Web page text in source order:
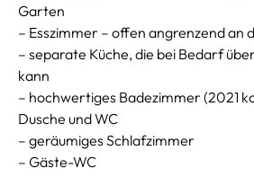
Garten
– Esszimmer – offen angrenzend an
– separate Küche, die bei Bedarf
kann
– hochwertiges Badezimmer (2021
Dusche und WC
– geräumiges Schlafzimmer
– Gäste-WC